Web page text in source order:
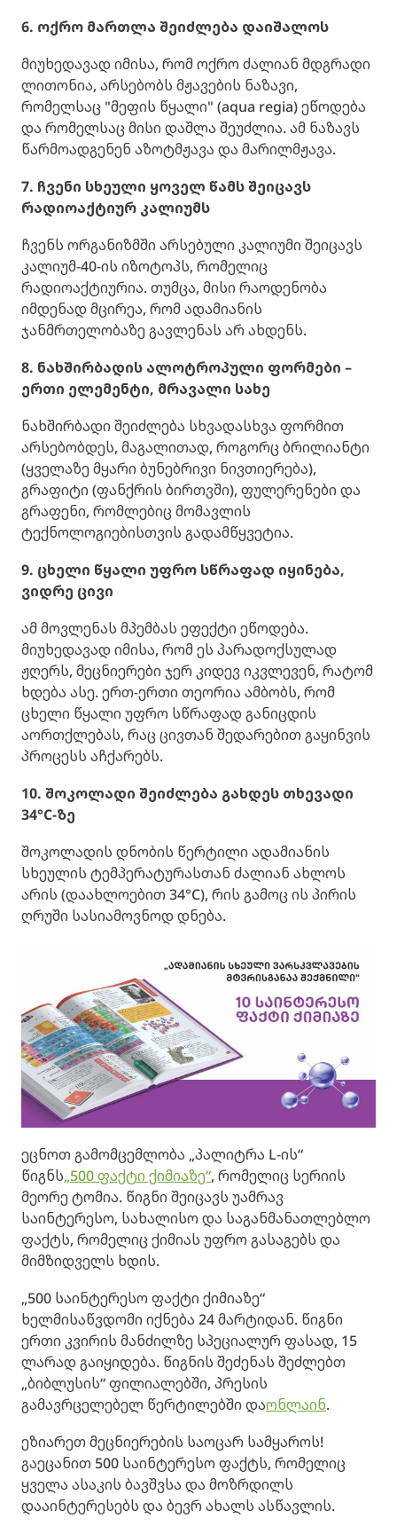
6. ოქრო მართლა შეიძლება დაიშალოს
მიუხედავად იმისა, რომ ოქრო ძალიან მდგრადი
ლითონია, არსებობს მჟავების ნაზავი,
რომელსაც "მეფის წყალი" (aqua regia) ეწოდება
და რომელსაც მისი დაშლა შეუძლია. ამ ნაზავს
წარმოადგენენ აზოტმჟავა და მარილმჟავა.
7. ჩვენი სხეული ყოველ წამს შეიცავს
რადიოაქტიურ კალიუმს
ჩვენს ორგანიზმში არსებული კალიუმი შეიცავს
კალიუმ-40-ის იზოტოპს, რომელიც
რადიოაქტიურია. თუმცა, მისი რაოდენობა
იმდენად მცირეა, რომ ადამიანის
ჯანმრთელობაზე გავლენას არ ახდენს.
8. ნახშირბადის ალოტროპული ფორმები –
ერთი ელემენტი, მრავალი სახე
ნახშირბადი შეიძლება სხვადასხვა ფორმით
არსებობდეს, მაგალითად, როგორც ბრილიანტი
(ყველაზე მყარი ბუნებრივი ნივთიერება),
გრაფიტი (ფანქრის ბირთვში), ფულერენები და
გრაფენი, რომლებიც მომავლის
ტექნოლოგიებისთვის გადამწყვეტია.
9. ცხელი წყალი უფრო სწრაფად იყინება,
ვიდრე ცივი
ამ მოვლენას მპემბას ეფექტი ეწოდება.
მიუხედავად იმისა, რომ ეს პარადოქსულად
ჟღერს, მეცნიერები ჯერ კიდევ იკვლევენ, რატომ
ხდება ასე. ერთ-ერთი თეორია ამბობს, რომ
ცხელი წყალი უფრო სწრაფად განიცდის
აორთქლებას, რაც ცივთან შედარებით გაყინვის
პროცესს აჩქარებს.
10. შოკოლადი შეიძლება გახდეს თხევადი
34°C-ზე
შოკოლადის დნობის წერტილი ადამიანის
სხეულის ტემპერატურასთან ძალიან ახლოს
არის (დაახლოებით 34°C), რის გამოც ის პირის
ღრუში სასიამოვნოდ დნება.
ეცნოთ გამომცემლობა „პალიტრა L-ის“
წიგნს„500 ფაქტი ქიმიაზე“, რომელიც სერიის
მეორე ტომია. წიგნი შეიცავს უამრავ
საინტერესო, სახალისო და საგანმანათლებლო
ფაქტს, რომელიც ქიმიას უფრო გასაგებს და
მიმზიდველს ხდის.
„500 საინტერესო ფაქტი ქიმიაზე“
ხელმისაწვდომი იქნება 24 მარტიდან. წიგნი
ერთი კვირის მანძილზე სპეციალურ ფასად, 15
ლარად გაიყიდება. წიგნის შეძენას შეძლებთ
„ბიბლუსის“ ფილიალებში, პრესის
გამავრცელებელ წერტილებში დაონლაინ.
ეზიარეთ მეცნიერების საოცარ სამყაროს!
გაეცანით 500 საინტერესო ფაქტს, რომელიც
ყველა ასაკის ბავშვსა და მოზრდილს
დააინტერესებს და ბევრ ახალს ასწავლის.